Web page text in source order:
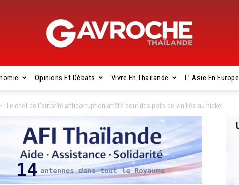
Gavroche
Thaïlande
Opinions Et Débats Vivre En Thaïlande L’ Asie En Europe
: Le chef de l’autorité anticorruption arrêté pour des pots-de-vin liés au nickel